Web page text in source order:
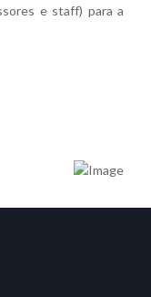
e staff) para a